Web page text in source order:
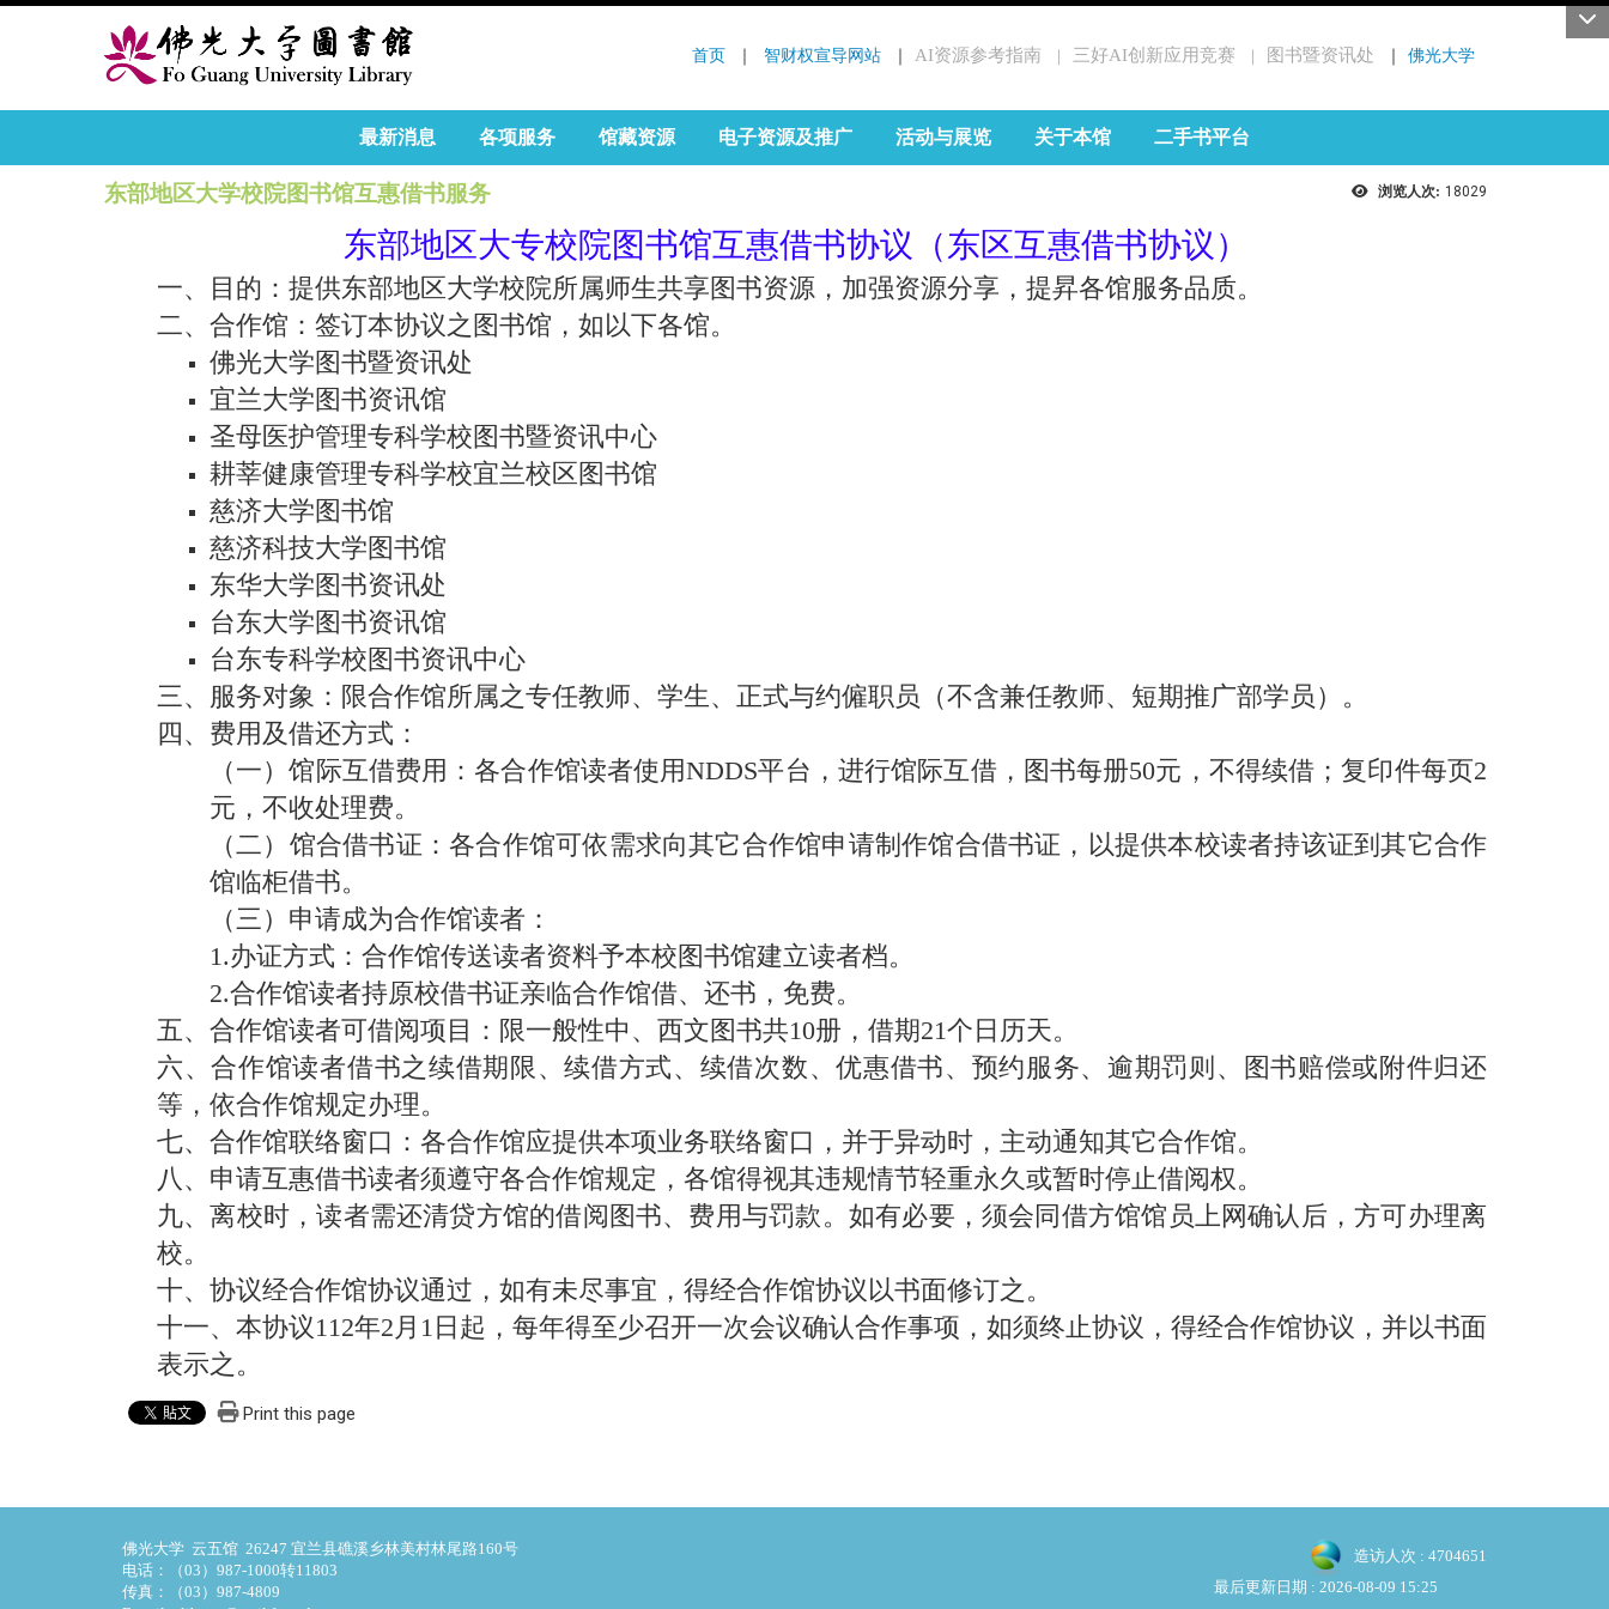
首页 ｜ 智财权宣导网站 ｜ AI资源参考指南 三好AI创新应用竞赛 图书暨资讯处 ｜ 佛光大学
:::
最新消息 各项服务 馆藏资源 电子资源及推广 活动与展览 关于本馆 二手书平台
浏览人次: 18029
东部地区大学校院图书馆互惠借书服务
东部地区大专校院图书馆互惠借书协议（东区互惠借书协议）
一、目的：提供东部地区大学校院所属师生共享图书资源，加强资源分享，提昇各馆服务品质。
二、合作馆：签订本协议之图书馆，如以下各馆。
佛光大学图书暨资讯处
宜兰大学图书资讯馆
圣母医护管理专科学校图书暨资讯中心
耕莘健康管理专科学校宜兰校区图书馆
慈济大学图书馆
慈济科技大学图书馆
东华大学图书资讯处
台东大学图书资讯馆
台东专科学校图书资讯中心
三、服务对象：限合作馆所属之专任教师、学生、正式与约僱职员（不含兼任教师、短期推广部学员）。
四、费用及借还方式：
（一）馆际互借费用：各合作馆读者使用NDDS平台，进行馆际互借，图书每册50元，不得续借；复印件每页2
元，不收处理费。
（二）馆合借书证：各合作馆可依需求向其它合作馆申请制作馆合借书证，以提供本校读者持该证到其它合作
馆临柜借书。
（三）申请成为合作馆读者：
1.办证方式：合作馆传送读者资料予本校图书馆建立读者档。
2.合作馆读者持原校借书证亲临合作馆借、还书，免费。
五、合作馆读者可借阅项目：限一般性中、西文图书共10册，借期21个日历天。
六、合作馆读者借书之续借期限、续借方式、续借次数、优惠借书、预约服务、逾期罚则、图书赔偿或附件归还
等，依合作馆规定办理。
七、合作馆联络窗口：各合作馆应提供本项业务联络窗口，并于异动时，主动通知其它合作馆。
八、申请互惠借书读者须遵守各合作馆规定，各馆得视其违规情节轻重永久或暂时停止借阅权。
九、离校时，读者需还清贷方馆的借阅图书、费用与罚款。如有必要，须会同借方馆馆员上网确认后，方可办理离
校。
十、协议经合作馆协议通过，如有未尽事宜，得经合作馆协议以书面修订之。
十一、本协议112年2月1日起，每年得至少召开一次会议确认合作事项，如须终止协议，得经合作馆协议，并以书面
表示之。
Print this page
佛光大学 云五馆 26247 宜兰县礁溪乡林美村林尾路160号
电话：（03）987-1000转11803
传真：（03）987-4809
造访人次 : 4704651
最后更新日期 : 2026-08-09 15:25